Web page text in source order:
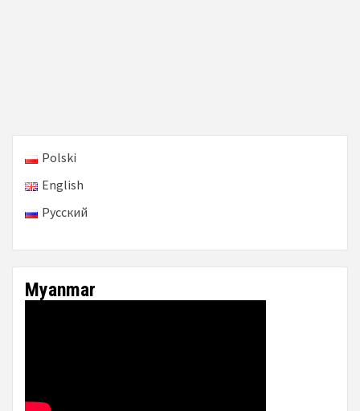
Polski
English
Русский
Myanmar